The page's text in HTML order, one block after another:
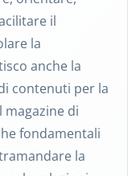
il
la
anche la
contenuti per la
di
fondamentali
la